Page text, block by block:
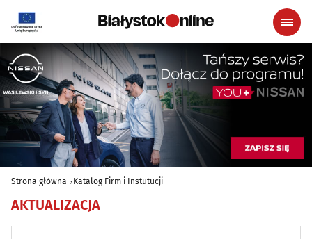
Strona główna Katalog Firm i Instutucji
AKTUALIZACJA